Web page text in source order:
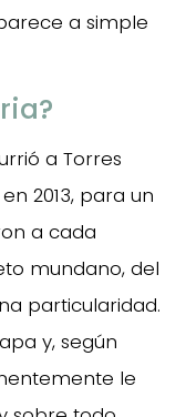
a simple
a Torres
2013, para un
a cada
mundano, del
particularidad.
y, según
le